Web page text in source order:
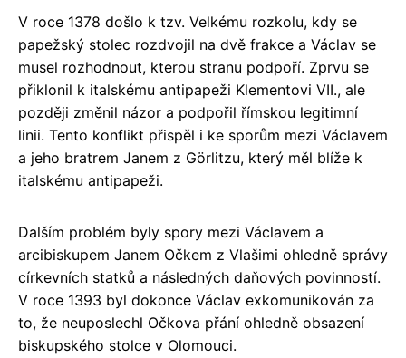
V roce 1378 došlo k tzv. Velkému rozkolu, kdy se
papežský stolec rozdvojil na dvě frakce a Václav se
musel rozhodnout, kterou stranu podpoří. Zprvu se
přiklonil k italskému antipapeži Klementovi VII., ale
později změnil názor a podpořil římskou legitimní
linii. Tento konflikt přispěl i ke sporům mezi Václavem
a jeho bratrem Janem z Görlitzu, který měl blíže k
italskému antipapeži.
Dalším problém byly spory mezi Václavem a
arcibiskupem Janem Očkem z Vlašimi ohledně správy
církevních statků a následných daňových povinností.
V roce 1393 byl dokonce Václav exkomunikován za
to, že neuposlechl Očkova přání ohledně obsazení
biskupského stolce v Olomouci.